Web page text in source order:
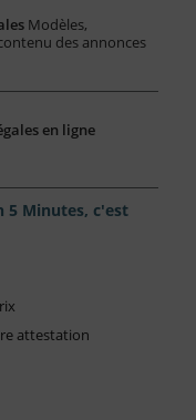
Modèles,
des annonces
en ligne
5 Minutes, c'est
attestation